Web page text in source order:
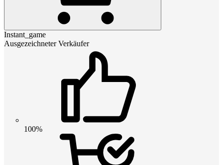
Instant_game
Ausgezeichneter Verkäufer
100%